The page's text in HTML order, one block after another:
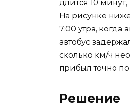
длится 10
На рисунке
7:00 утра, когда
автобус
сколько км/ч
прибыл точно
Решение